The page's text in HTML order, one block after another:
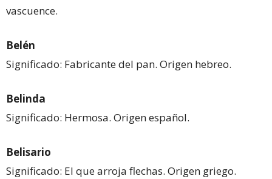
vascuence.
Belén
Significado: Fabricante del pan. Origen hebreo.
Belinda
Significado: Hermosa. Origen español.
Belisario
Significado: El que arroja flechas. Origen griego.